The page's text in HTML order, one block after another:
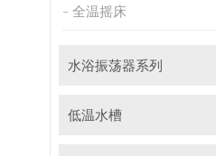
全温摇床
水浴振荡器系列
低温水槽